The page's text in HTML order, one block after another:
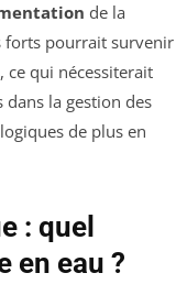
de la
forts pourrait survenir
ce qui nécessiterait
dans la gestion des
de plus en
: quel
en eau ?